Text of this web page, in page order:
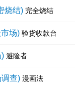
烧结) 完全烧结
场) 验货收款台
) 避险者
调查) 漫画法